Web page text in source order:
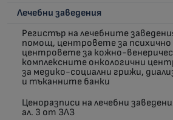
Лечебни заведения
Регистър на лечебните
помощ, центровете за психично
центровете за кожно-
комплексните онкологични
за медико-социални грижи,
и тъканните банки
Ценоразписи на лечебни
ал. 3 от ЗЛЗ